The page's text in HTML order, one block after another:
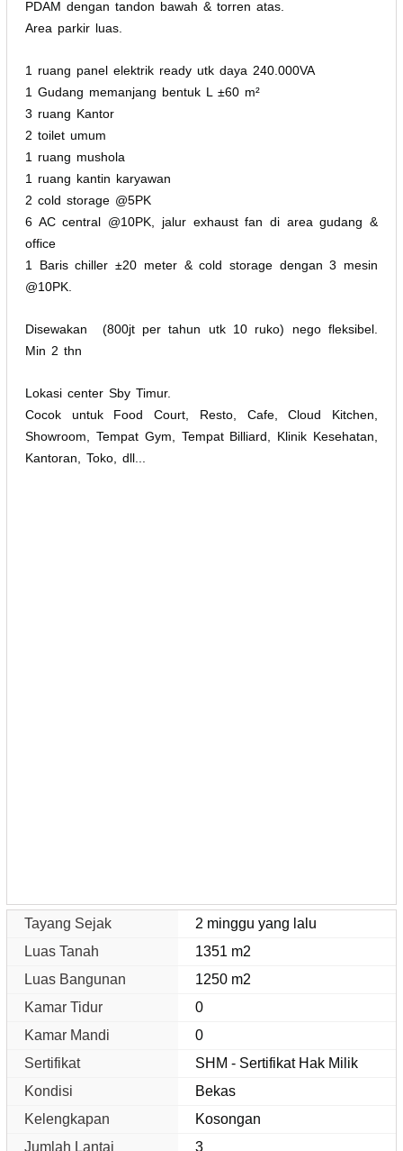
PDAM dengan tandon bawah & torren atas.
Area parkir luas.
1 ruang panel elektrik ready utk daya 240.000VA
1 Gudang memanjang bentuk L ±60 m²
3 ruang Kantor
2 toilet umum
1 ruang mushola
1 ruang kantin karyawan
2 cold storage @5PK
6 AC central @10PK, jalur exhaust fan di area gudang &
office
1 Baris chiller ±20 meter & cold storage dengan 3 mesin
@10PK.
Disewakan (800jt per tahun utk 10 ruko) nego fleksibel.
Min 2 thn
Lokasi center Sby Timur.
Cocok untuk Food Court, Resto, Cafe, Cloud Kitchen,
Showroom, Tempat Gym, Tempat Billiard, Klinik Kesehatan,
Kantoran, Toko, dll...
Tayang Sejak
2 minggu yang lalu
Luas Tanah
1351 m2
Luas Bangunan
1250 m2
Kamar Tidur
0
Kamar Mandi
0
Sertifikat
SHM - Sertifikat Hak Milik
Kondisi
Bekas
Kelengkapan
Kosongan
Jumlah Lantai
3